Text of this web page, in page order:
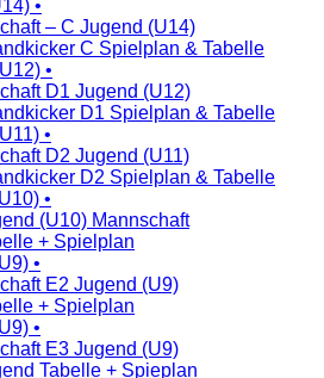
•
– C Jugend (U14)
C Spielplan & Tabelle
•
D1 Jugend (U12)
D1 Spielplan & Tabelle
•
D2 Jugend (U11)
D2 Spielplan & Tabelle
•
(U10) Mannschaft
+ Spielplan
•
E2 Jugend (U9)
+ Spielplan
•
E3 Jugend (U9)
Tabelle + Spieplan